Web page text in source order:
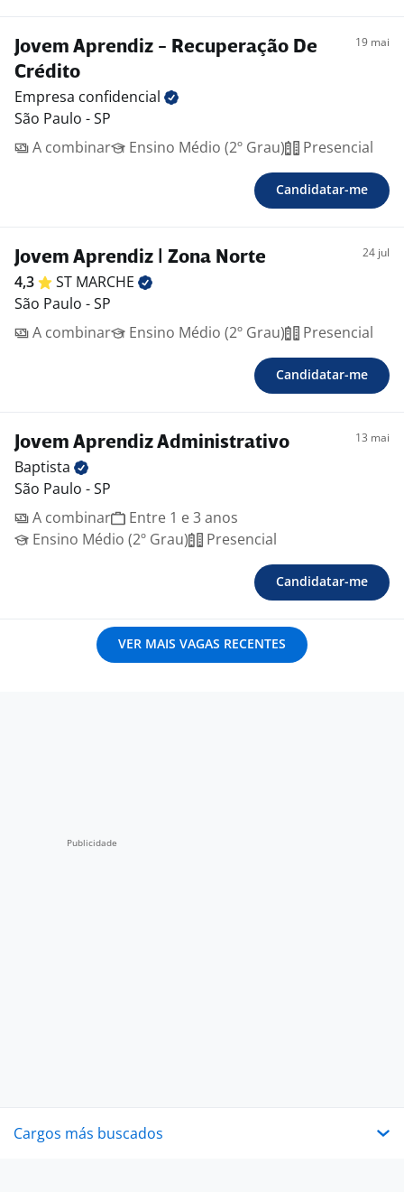
Jovem Aprendiz - Recuperação De
Crédito
19 mai
Empresa confidencial
São Paulo - SP
A combinar
Ensino Médio (2º Grau) Presencial
Candidatar-me
Jovem Aprendiz | Zona Norte 24 jul
4,3 ST MARCHE
São Paulo - SP
A combinar
Ensino Médio (2º Grau) Presencial
Candidatar-me
Jovem Aprendiz Administrativo 13 mai
Baptista
São Paulo - SP
A combinar
Entre 1 e 3 anos
Ensino Médio (2º Grau)
Presencial
Candidatar-me
VER MAIS VAGAS RECENTES
Cargos más buscados